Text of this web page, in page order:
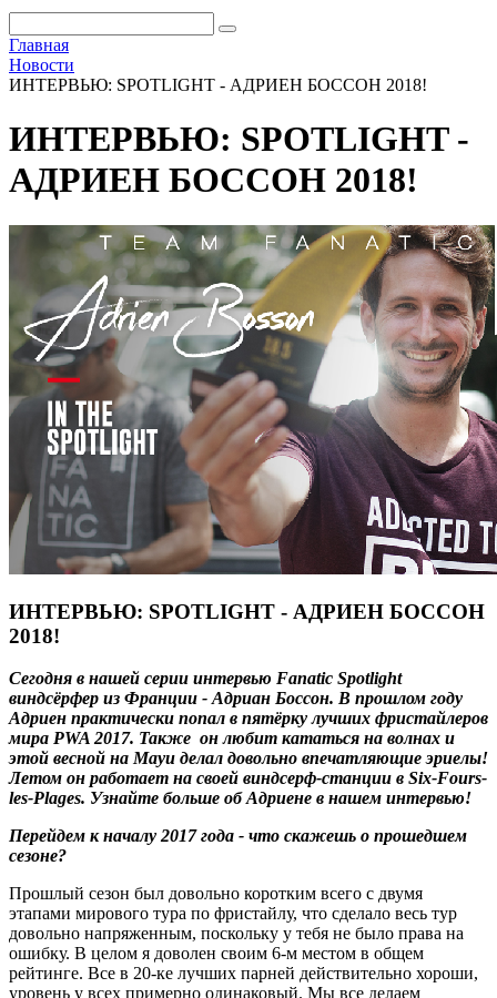
Главная
Новости
ИНТЕРВЬЮ: SPOTLIGHT - АДРИЕН БОССОН 2018!
ИНТЕРВЬЮ: SPOTLIGHT -
АДРИЕН БОССОН 2018!
ИНТЕРВЬЮ: SPOTLIGHT - АДРИЕН БОССОН
2018!
Сегодня в нашей серии интервью Fanatic Spotlight
виндсёрфер из Франции - Адриан Боссон. В прошлом году
Адриен практически попал в пятёрку лучших фристайлеров
мира PWA 2017. Также он любит кататься на волнах и
этой весной на Мауи делал довольно впечатляющие эриелы!
Летом он работает на своей виндсерф-станции в Six-Fours-
les-Plages. Узнайте больше об Адриене в нашем интервью!
Перейдем к началу 2017 года - что скажешь о прошедшем
сезоне?
Прошлый сезон был довольно коротким всего с двумя
этапами мирового тура по фристайлу, что сделало весь тур
довольно напряженным, поскольку у тебя не было права на
ошибку. В целом я доволен своим 6-м местом в общем
рейтинге. Все в 20-ке лучших парней действительно хороши,
уровень у всех примерно одинаковый. Мы все делаем